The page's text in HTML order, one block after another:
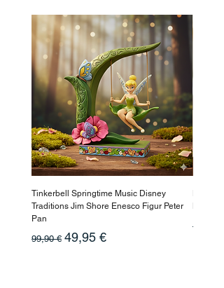
Vader nicht nur eine beeindruckende
Actionfigur, sondern auch ein Highlight
jeder Star Wars Sammlung.
Schließ
Tinkerbell Springtime Music Disney
Traditions Jim Shore Enesco Figur Peter
Pan
Standardpreis
99,90 € Sale-Preis
49,95 €
10,90 €